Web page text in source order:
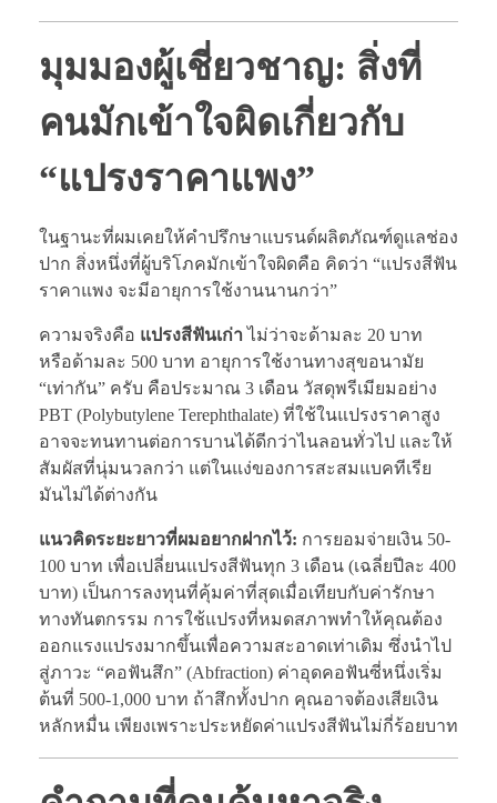
มุมมองผู้เชี่ยวชาญ: สิ่งที่
คนมักเข้าใจผิดเกี่ยวกับ
“แปรงราคาแพง”
ในฐานะที่ผมเคยให้คำปรึกษาแบรนด์ผลิตภัณฑ์ดูแลช่อง
ปาก สิ่งหนึ่งที่ผู้บริโภคมักเข้าใจผิดคือ คิดว่า “แปรงสีฟัน
ราคาแพง จะมีอายุการใช้งานนานกว่า”
ความจริงคือ แปรงสีฟันเก่า ไม่ว่าจะด้ามละ 20 บาท
หรือด้ามละ 500 บาท อายุการใช้งานทางสุขอนามัย
“เท่ากัน” ครับ คือประมาณ 3 เดือน วัสดุพรีเมียมอย่าง
PBT (Polybutylene Terephthalate) ที่ใช้ในแปรงราคาสูง
อาจจะทนทานต่อการบานได้ดีกว่าไนลอนทั่วไป และให้
สัมผัสที่นุ่มนวลกว่า แต่ในแง่ของการสะสมแบคทีเรีย
มันไม่ได้ต่างกัน
แนวคิดระยะยาวที่ผมอยากฝากไว้: การยอมจ่ายเงิน 50-
100 บาท เพื่อเปลี่ยนแปรงสีฟันทุก 3 เดือน (เฉลี่ยปีละ 400
บาท) เป็นการลงทุนที่คุ้มค่าที่สุดเมื่อเทียบกับค่ารักษา
ทางทันตกรรม การใช้แปรงที่หมดสภาพทำให้คุณต้อง
ออกแรงแปรงมากขึ้นเพื่อความสะอาดเท่าเดิม ซึ่งนำไป
สู่ภาวะ “คอฟันสึก” (Abfraction) ค่าอุดคอฟันซี่หนึ่งเริ่ม
ต้นที่ 500-1,000 บาท ถ้าสึกทั้งปาก คุณอาจต้องเสียเงิน
หลักหมื่น เพียงเพราะประหยัดค่าแปรงสีฟันไม่กี่ร้อยบาท